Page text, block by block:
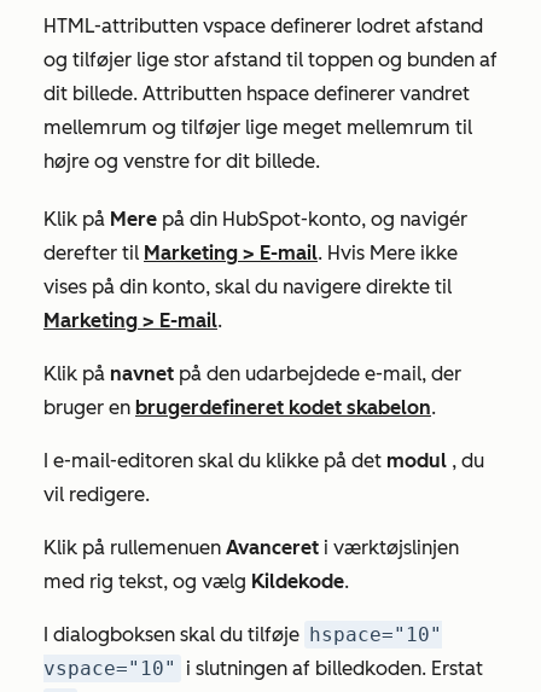
HTML-attributten vspace definerer lodret afstand
og tilføjer lige stor afstand til toppen og bunden af
dit billede. Attributten hspace definerer vandret
mellemrum og tilføjer lige meget mellemrum til
højre og venstre for dit billede.
Klik på Mere på din HubSpot-konto, og navigér
derefter til Marketing > E-mail. Hvis Mere ikke
vises på din konto, skal du navigere direkte til
Marketing > E-mail.
Klik på navnet på den udarbejdede e-mail, der
bruger en brugerdefineret kodet skabelon.
I e-mail-editoren skal du klikke på det modul , du
vil redigere.
Klik på rullemenuen Avanceret i værktøjslinjen
med rig tekst, og vælg Kildekode.
I dialogboksen skal du tilføje hspace="10"
vspace="10"
i slutningen af billedkoden. Erstat